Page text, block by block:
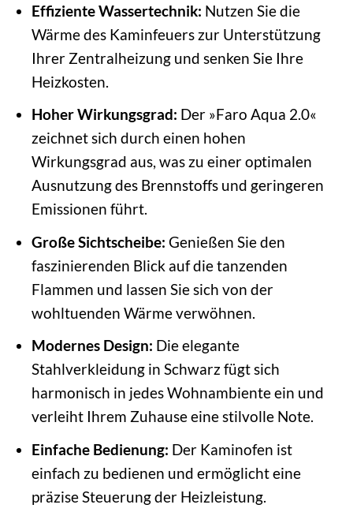
Effiziente Wassertechnik: Nutzen Sie die
Wärme des Kaminfeuers zur Unterstützung
Ihrer Zentralheizung und senken Sie Ihre
Heizkosten.
Hoher Wirkungsgrad: Der »Faro Aqua 2.0«
zeichnet sich durch einen hohen
Wirkungsgrad aus, was zu einer optimalen
Ausnutzung des Brennstoffs und geringeren
Emissionen führt.
Große Sichtscheibe: Genießen Sie den
faszinierenden Blick auf die tanzenden
Flammen und lassen Sie sich von der
wohltuenden Wärme verwöhnen.
Modernes Design: Die elegante
Stahlverkleidung in Schwarz fügt sich
harmonisch in jedes Wohnambiente ein und
verleiht Ihrem Zuhause eine stilvolle Note.
Einfache Bedienung: Der Kaminofen ist
einfach zu bedienen und ermöglicht eine
präzise Steuerung der Heizleistung.